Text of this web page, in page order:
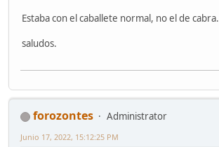
Estaba con el caballete normal, no el de cabra.
saludos.
forozontes
Administrator
Junio 17, 2022, 15:12:25 PM